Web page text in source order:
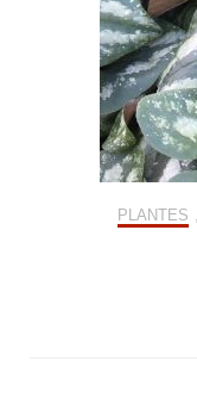
PLANTES